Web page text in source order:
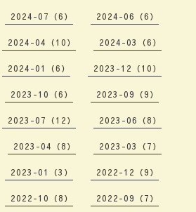
2024-07（6） 2024-06（6）
2024-04（10） 2024-03（6）
2024-01（6） 2023-12（10）
2023-10（6） 2023-09（9）
2023-07（12） 2023-06（8）
2023-04（8） 2023-03（7）
2023-01（3） 2022-12（9）
2022-10（8） 2022-09（7）